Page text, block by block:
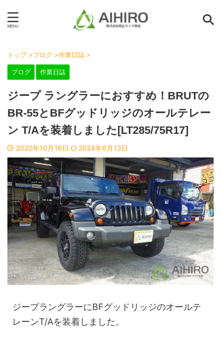
トップ >ブログ >作業日誌 >
ブログ 作業日誌
ジープ ラングラーにおすすめ！BRUTの
BR-55とBFグッドリッジのオールテレー
ン T/Aを装着しました[LT285/75R17]
2020年10月16日 2024年6月13日
ジープラングラーにBFグッドリッジのオールテ
レーンT/Aを装着しました。